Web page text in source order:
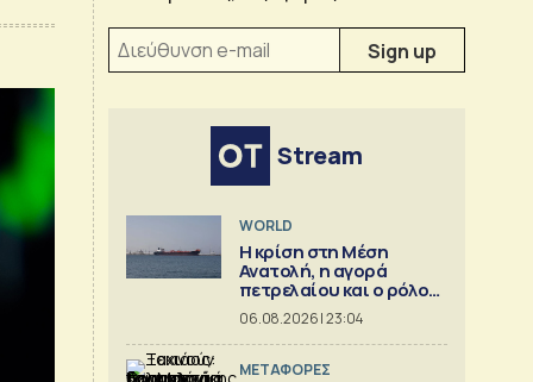
Stream
WORLD
Η κρίση στη Μέση
Ανατολή, η αγορά
πετρελαίου και ο ρόλος
της Κίνας [γράφημα]
06.08.2026 | 23:04
ΜΕΤΑΦΟΡΕΣ